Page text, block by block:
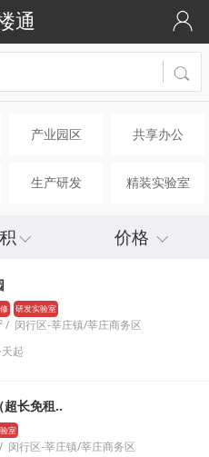
通
产业园区 共享办公
生产研发 精装实验室
价格
研发实验室
/ 闵行区-莘庄镇/莘庄商务区
天起
超长免租..
室
闵行区-莘庄镇/莘庄商务区